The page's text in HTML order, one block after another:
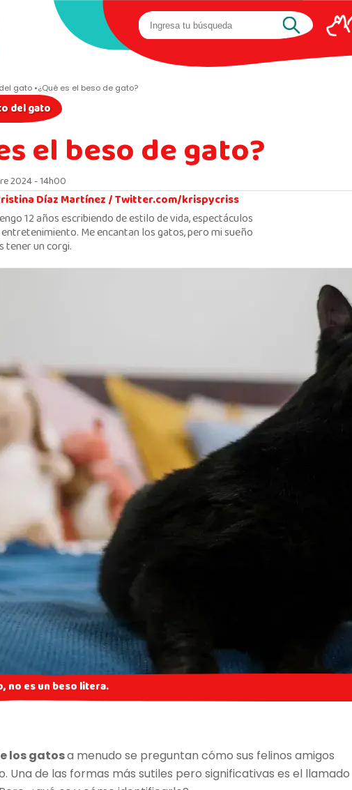
gato ¿Qué es el beso de gato?
del gato
el beso de gato?
2024 - 14h00
Díaz Martínez /Twitter.com/krispycriss
12 años escribiendo de estilo de vida, espectáculos
Me encantan los gatos, pero mi sueño
tener un corgi.
no es un beso litera.
los gatosa menudo se preguntan cómo sus felinos amigos
Una de las formas más sutiles pero significativas es el llamado